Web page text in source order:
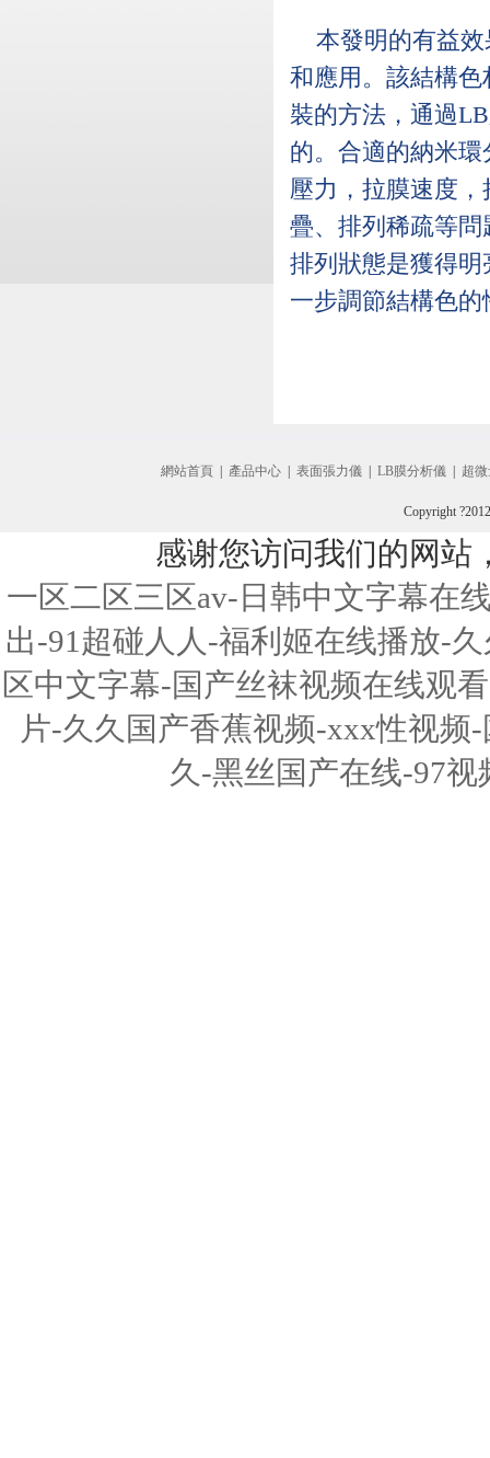
本發明的有益
和應用。該結構
裝的方法，通過
的。合適的納米
壓力，拉膜速度
疊、排列稀疏等
排列狀態是獲得
一步調節結構色
網站首頁 產品中心 表面張力儀 LB膜分析儀 超
Copyright
感谢您访问我们的网站
一区二区三区av-日韩中文字幕在
出-91超碰人人-福利姬在线播放-
区中文字幕-国产丝袜视频在线观
片-久久国产香蕉视频-xxx性视频
久-黑丝国产在线-97